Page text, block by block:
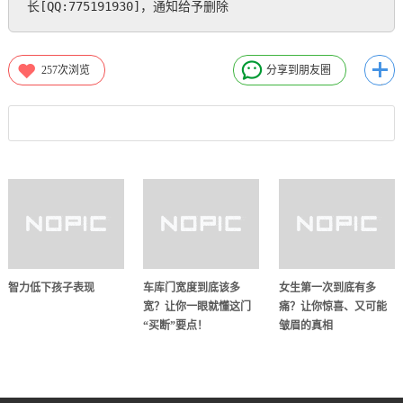
长[QQ:775191930]，通知给予删除
257次浏览 分享到朋友圈
智力低下孩子表现
车库门宽度到底该多
宽？让你一眼就懂这门
“买断”要点！
女生第一次到底有多
痛？让你惊喜、又可能
皱眉的真相